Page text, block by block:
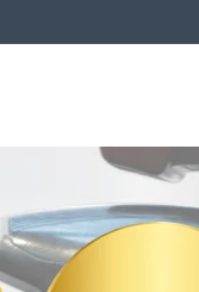
進む